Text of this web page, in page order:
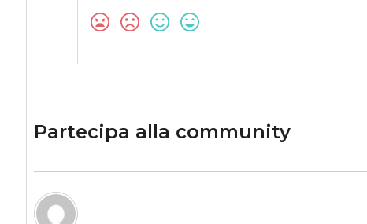
Partecipa alla community